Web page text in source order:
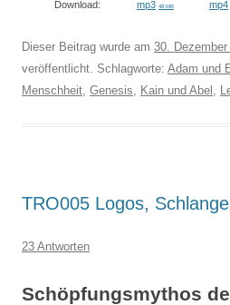
Download: mp3 48 MB mp4
Dieser Beitrag wurde am 30. Dezember
veröffentlicht. Schlagworte: Adam und
Menschheit, Genesis, Kain und Abel ,
TRO005 Logos,
23 Antworten
Schöpfungsmythos